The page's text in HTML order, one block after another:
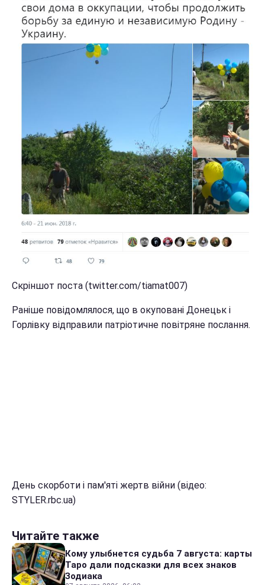
Скріншот поста (twitter.com/tiamat007)
Раніше повідомлялося, що в окуповані Донецьк і
Горлівку відправили патріотичне повітряне послання.
День скорботи і пам'яті жертв війни (відео:
STYLER.rbc.ua)
Читайте также
Кому улыбнется судьба 7 августа: карты
Таро дали подсказки для всех знаков
Зодиака